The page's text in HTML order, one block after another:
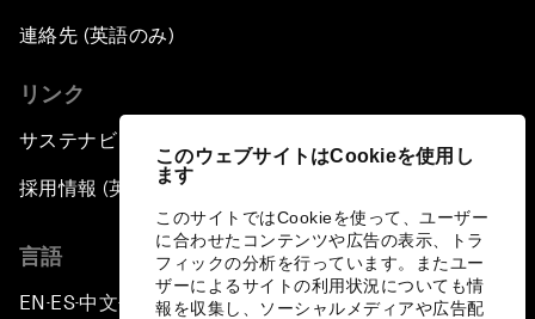
このウェブサイトはCookieを使用し
ます
このサイトではCookieを使って、ユーザー
に合わせたコンテンツや広告の表示、トラ
フィックの分析を行っています。またユー
ザーによるサイトの利用状況についても情
報を収集し、ソーシャルメディアや広告配
連絡先 (英語のみ)
リンク
サステナビリティへの取り組み
採用情報 (英語のみ)
言語
EN ▪ES▪中文▪ 日本語